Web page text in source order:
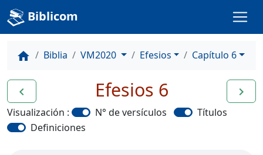
Biblicom
home Biblia VM2020 Efesios Capítulo 6
navigate_before navigate_next
Efesios 6
Visualización : N° de versículos
Títulos
Definiciones